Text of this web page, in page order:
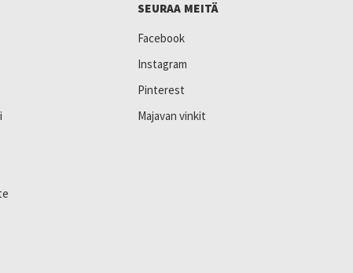
SEURAA MEITÄ
Facebook
Instagram
Pinterest
Majavan vinkit